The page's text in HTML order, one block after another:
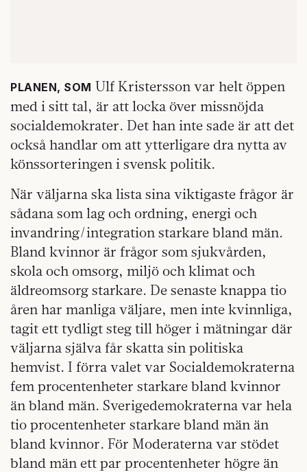
PLANEN, SOM Ulf Kristersson var helt öppen
med i sitt tal, är att locka över missnöjda
socialdemokrater. Det han inte sade är att det
också handlar om att ytterligare dra nytta av
könssorteringen i svensk politik.
När väljarna ska lista sina viktigaste frågor är
sådana som lag och ordning, energi och
invandring/integration starkare bland män.
Bland kvinnor är frågor som sjukvården,
skola och omsorg, miljö och klimat och
äldreomsorg starkare. De senaste knappa tio
åren har manliga väljare, men inte kvinnliga,
tagit ett tydligt steg till höger i mätningar där
väljarna själva får skatta sin politiska
hemvist. I förra valet var Socialdemokraterna
fem procentenheter starkare bland kvinnor
än bland män. Sverigedemokraterna var hela
tio procentenheter starkare bland män än
bland kvinnor. För Moderaterna var stödet
bland män ett par procentenheter högre än